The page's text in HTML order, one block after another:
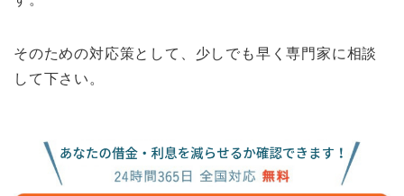
そのための対応策として、少しでも早く専門家に相談
して下さい。